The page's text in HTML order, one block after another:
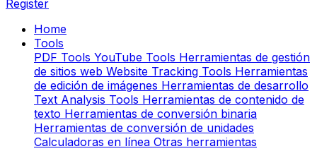
Register
Home
Tools
PDF Tools YouTube Tools Herramientas de gestión
de sitios web Website Tracking Tools Herramientas
de edición de imágenes Herramientas de desarrollo
Text Analysis Tools Herramientas de contenido de
texto Herramientas de conversión binaria
Herramientas de conversión de unidades
Calculadoras en línea Otras herramientas